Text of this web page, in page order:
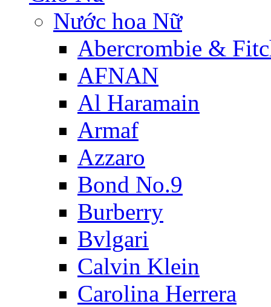
Nước hoa Nữ
Abercrombie &
AFNAN
Al Haramain
Armaf
Azzaro
Bond No.9
Burberry
Bvlgari
Calvin Klein
Carolina Herrera